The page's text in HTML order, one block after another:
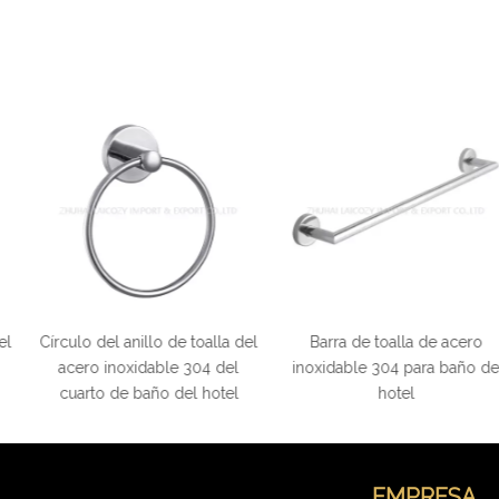
de toalla del
304 del
del hotel
Barra de toalla de acero
inoxidable 304 para baño de
hotel
Barra de
inoxidable
calidad para